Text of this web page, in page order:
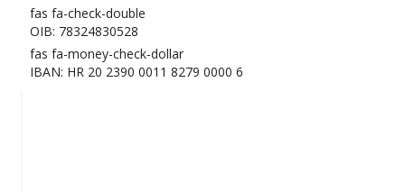
fas fa-check-double
OIB: 78324830528
fas fa-money-check-dollar
IBAN: HR 20 2390 0011 8279 0000 6